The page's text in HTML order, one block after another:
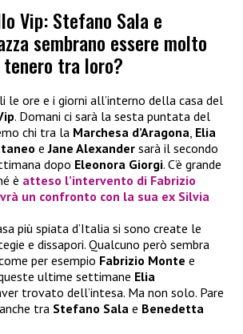
Vip: Stefano Sala e
sembrano essere molto
tenero tra loro?
le ore e i giorni all’interno della casa del
. Domani ci sarà la sesta puntata del
chi tra la Marchesa d’Aragona, Elia
eJane Alexander sarà il secondo
dopo Eleonora Giorgi. C’è grande
è atteso l’intervento di Fabrizio
un confronto con la sua ex Silvia
più spiata d’Italia si sono create le
e dissapori. Qualcuno però sembra
per esempio Fabrizio Monte e
ultime settimane Elia
trovato dell’intesa. Ma non solo. Pare
tra Stefano Sala e Benedetta